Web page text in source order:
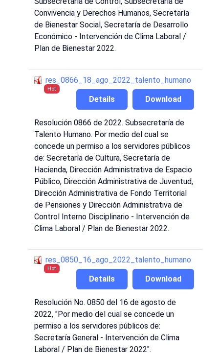
Convivencia y Derechos Humanos, Secretaría
de Bienestar Social, Secretaría de Desarrollo
Económico - Intervención de Clima Laboral /
Plan de Bienestar 2022.
res_0866_18_ago_2022_talento_humano
Hot
Download
Details
Resolución 0866 de 2022. Subsecretaría de
Talento Humano. Por medio del cual se
concede un permiso a los servidores públicos
de: Secretaría de Cultura, Secretaría de
Hacienda, Dirección Administrativa de Espacio
Público, Dirección Administrativa de Juventud,
Dirección Administrativa de Fondo Territorial
de Pensiones y Dirección Administrativa de
Control Interno Disciplinario - Intervención de
Clima Laboral / Plan de Bienestar 2022.
res_0850_16_ago_2022_talento_humano
Hot
Download
Details
Resolución No. 0850 del 16 de agosto de
2022, "Por medio del cual se concede un
permiso a los servidores públicos de:
Secretaría General - Intervención de Clima
Laboral / Plan de Bienestar 2022".